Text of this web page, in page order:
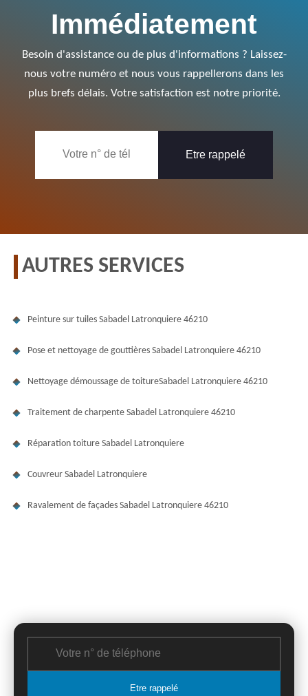
Immédiatement
Besoin d'assistance ou de plus d'informations ? Laissez-
nous votre numéro et nous vous rappellerons dans les
plus brefs délais. Votre satisfaction est notre priorité.
AUTRES SERVICES
Peinture sur tuiles Sabadel Latronquiere 46210
Pose et nettoyage de gouttières Sabadel Latronquiere 46210
Nettoyage démoussage de toitureSabadel Latronquiere 46210
Traitement de charpente Sabadel Latronquiere 46210
Réparation toiture Sabadel Latronquiere
Couvreur Sabadel Latronquiere
Ravalement de façades Sabadel Latronquiere 46210